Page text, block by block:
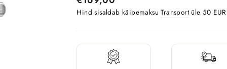
Hind sisaldab käibemaksuTransportüle 50